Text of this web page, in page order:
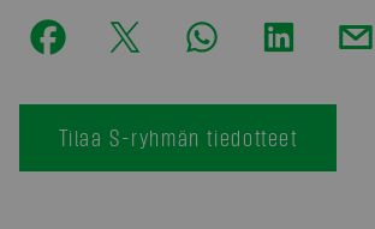
Tilaa S-ryhmän tiedotteet